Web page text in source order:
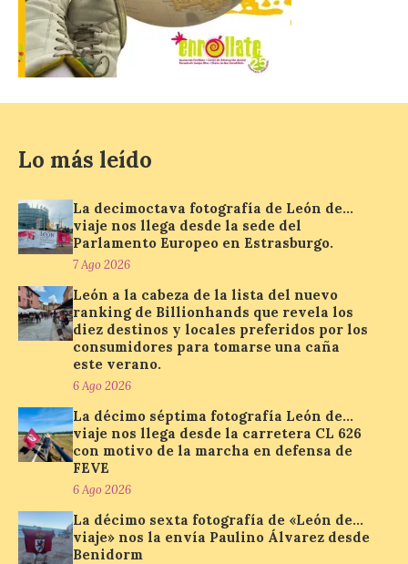
como patrocinador oficial
7 Ago 2026
La cadena hotelera pública
junto al control de firmas
y, como novedad, en el
para los ciclistas. El recorrido de La
Vuelta discurrirá junto a 17 […]
Última llamada: Eclipse
total del 12 de agosto.
Dónde alojarse y a qué
precio
7 Ago 2026
León es la provincia más
económica (116€/noche),
de alojamientos libres.
Zamora, Palencia y Álava son las
provincias con menos margen: apenas un
1% de los alojamientos siguen libres para
esas […]
Lo más leído
La decimoctava fotografía de León de…
viaje nos llega desde la sede del
Parlamento Europeo en Estrasburgo.
7 Ago 2026
León a la cabeza de la lista del nuevo
ranking de Billionhands que revela los
diez destinos y locales preferidos por los
consumidores para tomarse una caña
este verano.
6 Ago 2026
La décimo séptima fotografía León de…
viaje nos llega desde la carretera CL 626
con motivo de la marcha en defensa de
FEVE
6 Ago 2026
La décimo sexta fotografía de «León de…
viaje» nos la envía Paulino Álvarez desde
Benidorm